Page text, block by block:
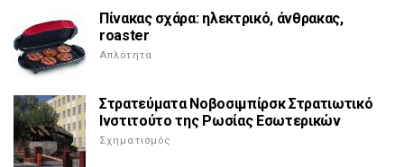
Πίνακας σχάρα: ηλεκτρικό, άνθρακας,
roaster
Απλότητα
Στρατεύματα Νοβοσιμπίρσκ Στρατιωτικό
Ινστιτούτο της Ρωσίας Εσωτερικών
Σχηματισμός